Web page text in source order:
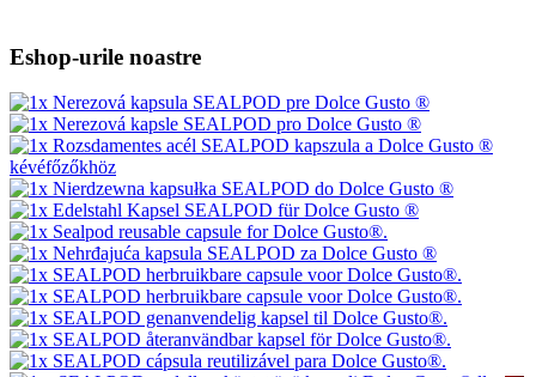
Eshop-urile noastre